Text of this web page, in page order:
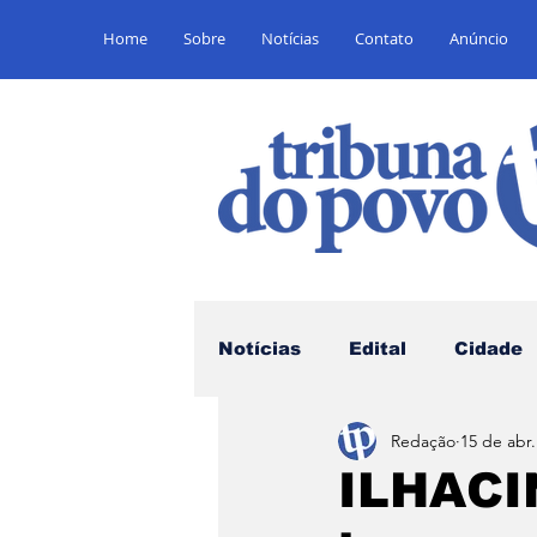
Home Sobre Notícias Contato Anúncio
Notícias Edital Cidade
Educação
Redação 15 de